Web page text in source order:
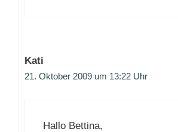
Kati
21. Oktober 2009 um 13:22 Uhr
Hallo Bettina,